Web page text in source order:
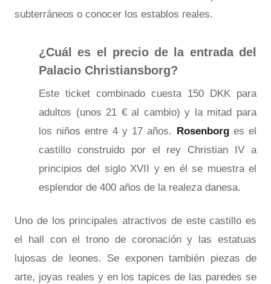
subterráneos o conocer los establos reales.
¿Cuál es el precio de la entrada del
Palacio Christiansborg?
Este ticket combinado cuesta 150 DKK para
adultos (unos 21 € al cambio) y la mitad para
los niños entre 4 y 17 años.
Rosenborges el
castillo construido por el rey Christian IV a
principios del siglo XVII y en él se muestra el
esplendor de 400 años de la realeza danesa.
Uno de los principales atractivos de este castillo es
el hall con el trono de coronación y las estatuas
lujosas de leones. Se exponen también piezas de
arte, joyas reales y en los tapices de las paredes se